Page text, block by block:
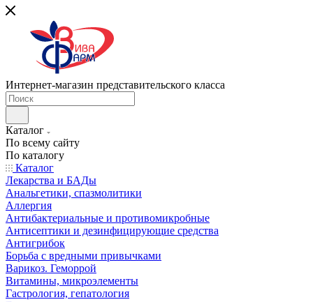
Интернет-магазин представительского класса
Каталог
По всему сайту
По каталогу
Каталог
Лекарства и БАДы
Анальгетики, спазмолитики
Аллергия
Антибактериальные и противомикробные
Антисептики и дезинфицирующие средства
Антигрибок
Борьба с вредными привычками
Варикоз. Геморрой
Витамины, микроэлементы
Гастрология, гепатология